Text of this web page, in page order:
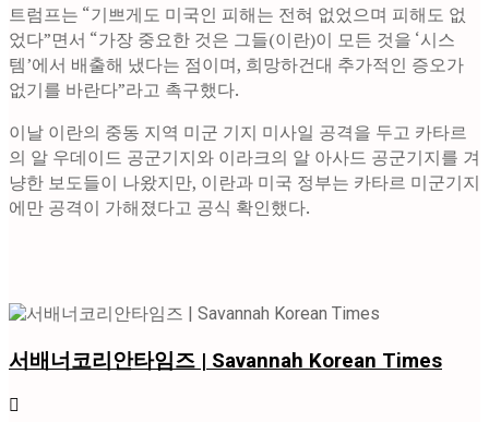
트럼프는 “기쁘게도 미국인 피해는 전혀 없었으며 피해도 없
었다”면서 “가장 중요한 것은 그들(이란)이 모든 것을 ‘시스
템’에서 배출해 냈다는 점이며, 희망하건대 추가적인 증오가
없기를 바란다”라고 촉구했다.
이날 이란의 중동 지역 미군 기지 미사일 공격을 두고 카타르
의 알 우데이드 공군기지와 이라크의 알 아사드 공군기지를 겨
냥한 보도들이 나왔지만, 이란과 미국 정부는 카타르 미군기지
에만 공격이 가해졌다고 공식 확인했다.
서배너코리안타임즈 | Savannah Korean Times